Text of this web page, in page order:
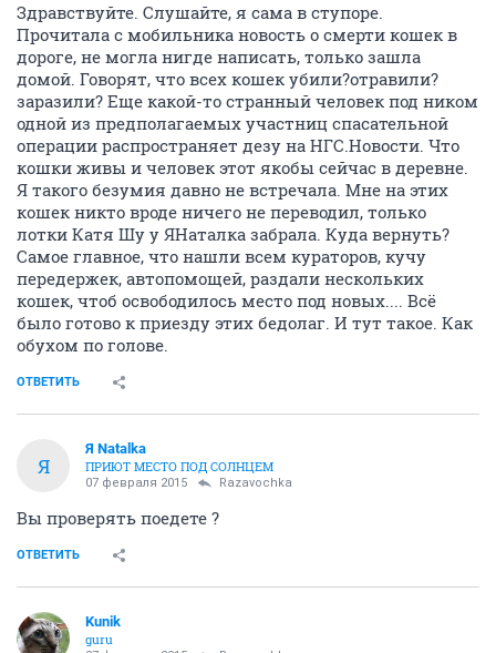
Здравствуйте. Слушайте, я сама в ступоре.
Прочитала с мобильника новость о смерти кошек в
дороге, не могла нигде написать, только зашла
домой. Говорят, что всех кошек убили?отравили?
заразили? Еще какой-то странный человек под ником
одной из предполагаемых участниц спасательной
операции распространяет дезу на НГС.Новости. Что
кошки живы и человек этот якобы сейчас в деревне.
Я такого безумия давно не встречала. Мне на этих
кошек никто вроде ничего не переводил, только
лотки Катя Шу у ЯНаталка забрала. Куда вернуть?
Самое главное, что нашли всем кураторов, кучу
передержек, автопомощей, раздали нескольких
кошек, чтоб освободилось место под новых.... Всё
было готово к приезду этих бедолаг. И тут такое. Как
обухом по голове.
ОТВЕТИТЬ
Я
Я Natalka
ПРИЮТ МЕСТО ПОД СОЛНЦЕМ
07 февраля 2015 Razavochka
Вы проверять поедете ?
ОТВЕТИТЬ
Kunik
guru